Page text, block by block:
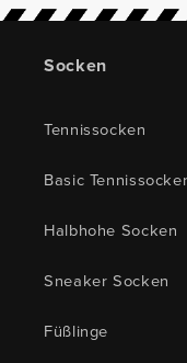
Socken
Tennissocken
Basic
Halbhohe Socken
Sneaker Socken
Füßlinge